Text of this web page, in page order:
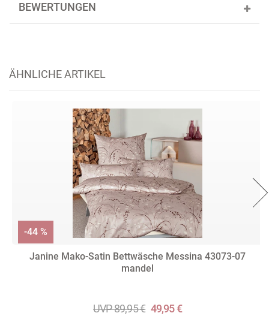
BEWERTUNGEN
ÄHNLICHE ARTIKEL
Janine Mako-Satin Bettwäsche Messina 43073-07
mandel
UVP 89,95 € 49,95 €
-44 %